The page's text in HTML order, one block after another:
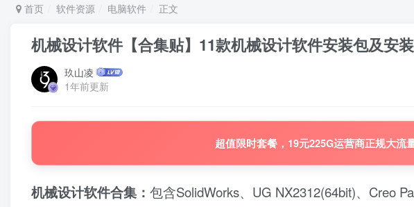
首页 软件资源 电脑软件 正文
机械设计软件【合集贴】11款机械设计软件安装包及安
玖山凌
1年前更新
超值限时套餐，19元225G运营商正规大流
机械设计软件合集： 包含SolidWorks、UG NX2312(64bit)、Creo